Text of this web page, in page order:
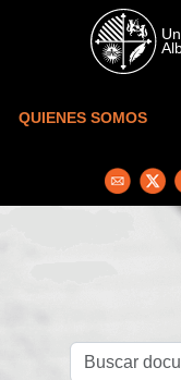
Skip to main content
QUIENES SOMOS